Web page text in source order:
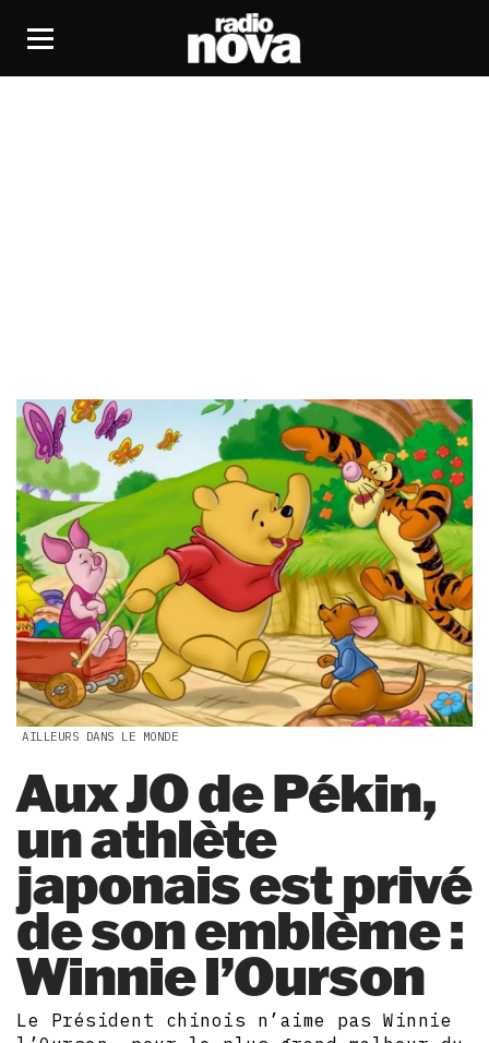
AILLEURS DANS LE MONDE
Aux JO de Pékin,
un athlète
japonais est privé
de son emblème :
Winnie l’Ourson
Le Président chinois n’aime pas Winnie